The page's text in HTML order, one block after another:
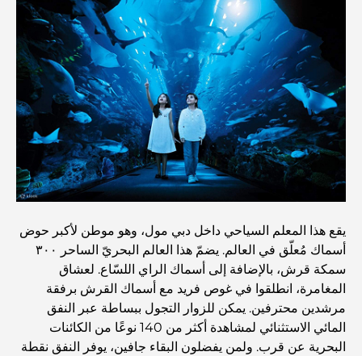
أفضل المنتجعات الشاطئية في دبي لقضاء عطلة فاخرة
أماكن رومانسية في دبي للحظات لا تُنسى
أفضل إقامة محلية في دبي: أفضل الفنادق والمنتجعات
أفضل المطاعم لتناول غداء عمل في مركز دبي المالي العالمي
أغلى ماركات الملابس في العالم
العمارة العثمانية: إرث غني من الفن والثقافة والإمبراطورية
يقع هذا المعلم السياحي داخل دبي مول، وهو موطن لأكبر حوض
أسماك مُعلّق في العالم. يضمّ هذا العالم البحريّ الساحر ٣٠٠
سمكة قرش، بالإضافة إلى أسماك الراي اللسّاع. لعشاق
المغامرة، انطلقوا في غوص فريد مع أسماك القرش برفقة
مرشدين محترفين. يمكن للزوار التجول ببساطة عبر النفق
المائي الاستثنائي لمشاهدة أكثر من 140 نوعًا من الكائنات
البحرية عن قرب. ولمن يفضلون البقاء جافين، يوفر النفق نقطة